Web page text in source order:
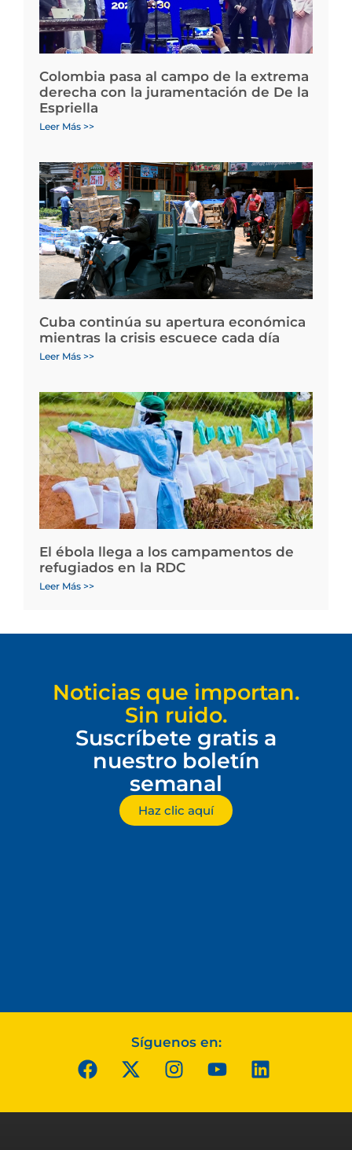
Colombia pasa al campo de la extrema
derecha con la juramentación de De la
Espriella
Leer Más >>
Cuba continúa su apertura económica
mientras la crisis escuece cada día
Leer Más >>
El ébola llega a los campamentos de
refugiados en la RDC
Leer Más >>
Noticias que importan.
Sin ruido.
Suscríbete gratis a
nuestro boletín
semanal
Haz clic aquí
Síguenos en: